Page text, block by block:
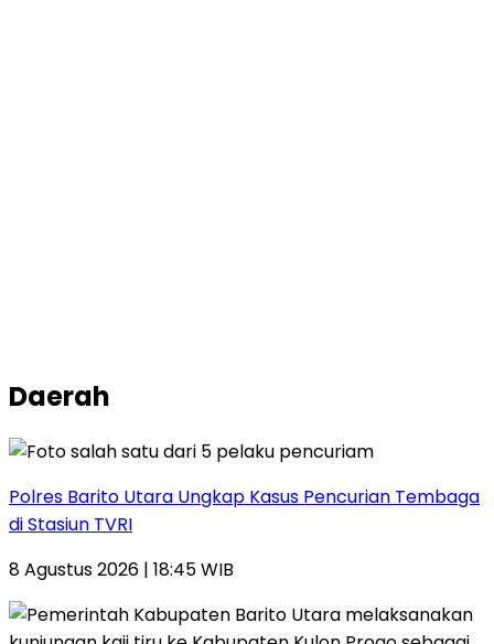
Daerah
Polres Barito Utara Ungkap Kasus Pencurian Tembaga
di Stasiun TVRI
8 Agustus 2026 | 18:45 WIB